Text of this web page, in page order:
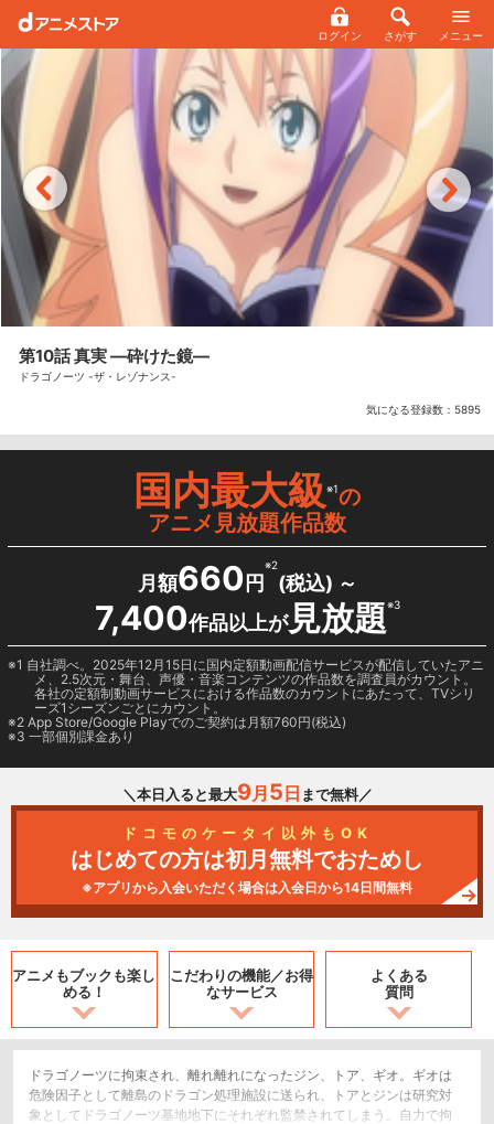
ログイン さがす メニュー
第10話 真実 ―砕けた鏡―
ドラゴノーツ -ザ・レゾナンス-
気になる登録数： 5895
国内最大級※1の
アニメ見放題作品数
月額660 円
※2
(税込) ～
7,400作品以上が見放題※3
1 自社調べ。2025年12月15日に国内定額動画配信サービスが配信していたアニ
メ、2.5次元・舞台、声優・音楽コンテンツの作品数を調査員がカウント。
各社の定額制動画サービスにおける作品数のカウントにあたって、TVシリ
ーズ1シーズンごとにカウント。
2 App Store/Google Playでのご契約は月額760円(税込)
3 一部個別課金あり
＼本日入ると最大9月 5 日 まで無料／
ドコモのケータイ以外もOK
はじめての方は初月無料でおためし
※アプリから入会いただく場合は入会日から14日間無料
アニメもブックも楽し
める！
こだわりの機能／お得
なサービス
よくある
質問
ドラゴノーツに拘束され、離れ離れになったジン、トア、ギオ。ギオは
危険因子として離島のドラゴン処理施設に送られ、トアとジンは研究対
象としてドラゴノーツ基地地下にそれぞれ監禁されてしまう。自力で拘